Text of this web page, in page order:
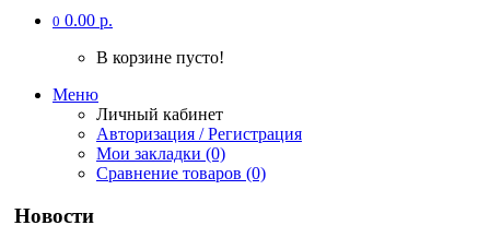
0 0.00 р.
В корзине пусто!
Меню
Личный кабинет
Авторизация / Регистрация
Мои закладки (0)
Сравнение товаров (0)
Новости